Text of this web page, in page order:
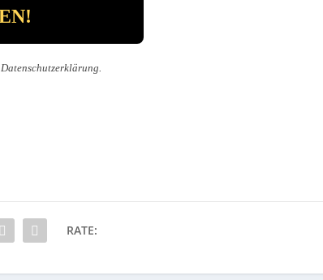
Datenschutzerklärung.
RATE: